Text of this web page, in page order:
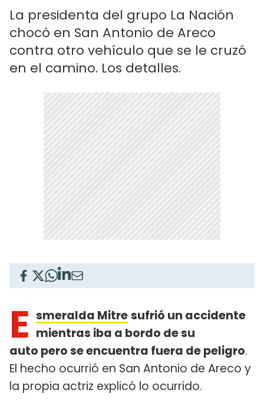
La presidenta del grupo La Nación
chocó en San Antonio de Areco
contra otro vehículo que se le cruzó
en el camino. Los detalles.
E smeralda Mitresufrió un accidente
mientras iba a bordo de su
auto pero se encuentra fuera de peligro.
El hecho ocurrió en San Antonio de Areco y
la propia actriz explicó lo ocurrido.